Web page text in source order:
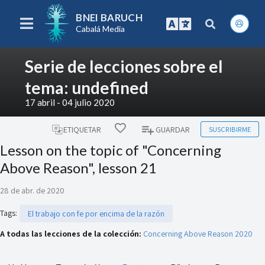
BNEI BARUCH
Cabalá Media
Serie de lecciones sobre el
tema: undefined
17 abril - 04 julio 2020
ETIQUETAR GUARDAR SUSCRIBIRME
Lesson on the topic of "Concerning
Above Reason", lesson 21
28 de abr. de 2020
Tags:
El trabajo con fe por encima de la razón
A todas las lecciones de la colección: Concerning Above Reason 2020